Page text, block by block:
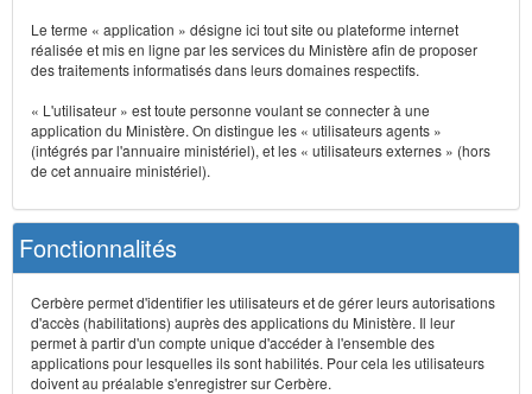
Le terme « application » désigne ici tout site ou plateforme internet
réalisée et mis en ligne par les services du Ministère afin de proposer
des traitements informatisés dans leurs domaines respectifs.
« L'utilisateur » est toute personne voulant se connecter à une
application du Ministère. On distingue les « utilisateurs agents »
(intégrés par l'annuaire ministériel), et les « utilisateurs externes » (hors
de cet annuaire ministériel).
Fonctionnalités
Cerbère permet d'identifier les utilisateurs et de gérer leurs autorisations
d'accès (habilitations) auprès des applications du Ministère. Il leur
permet à partir d'un compte unique d'accéder à l'ensemble des
applications pour lesquelles ils sont habilités. Pour cela les utilisateurs
doivent au préalable s'enregistrer sur Cerbère.